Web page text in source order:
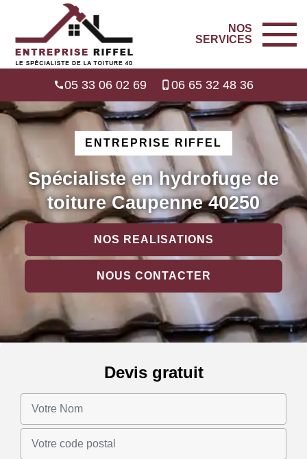
NOS
SERVICES
05 33 06 02 69 06 65 32 48 36
ENTREPRISE RIFFEL
Spécialiste en hydrofuge de
toiture Caupenne 40250
NOS REALISATIONS
NOUS CONTACTER
Devis gratuit